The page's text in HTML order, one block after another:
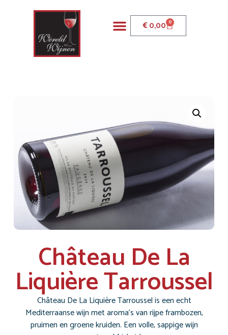
€0,00 0
Château De La
Liquière Tarroussel
Château De La Liquière Tarroussel is een echt
Mediterraanse wijn met aroma’s van rijpe frambozen,
pruimen en groene kruiden. Een volle, sappige wijn